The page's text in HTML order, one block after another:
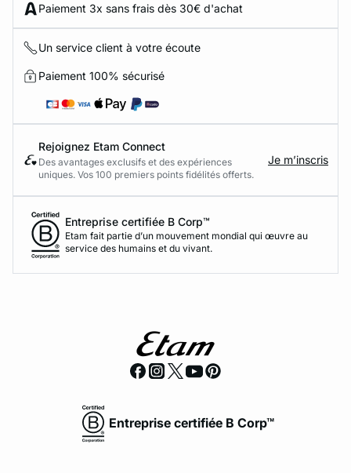
Paiement 3x sans frais dès 30€ d'achat
Un service client à votre écoute
Paiement 100% sécurisé
Rejoignez Etam Connect
Des avantages exclusifs et des expériences
uniques. Vos 100 premiers points fidélités offerts.
Je m’inscris
Entreprise certifiée B Corp™
Etam fait partie d’un mouvement mondial qui œuvre au
service des humains et du vivant.
Entreprise certifiée B Corp™